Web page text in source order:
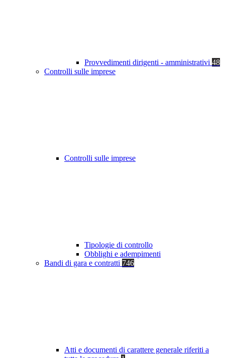
Provvedimenti dirigenti - amministrativi 48
Controlli sulle imprese
Controlli sulle imprese
Tipologie di controllo
Obblighi e adempimenti
Bandi di gara e contratti 746
Atti e documenti di carattere generale riferiti a